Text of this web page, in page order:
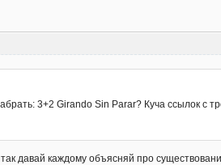
3+2 Girando Sin Parar? Куча ссылок с
давай каждому объясняй про